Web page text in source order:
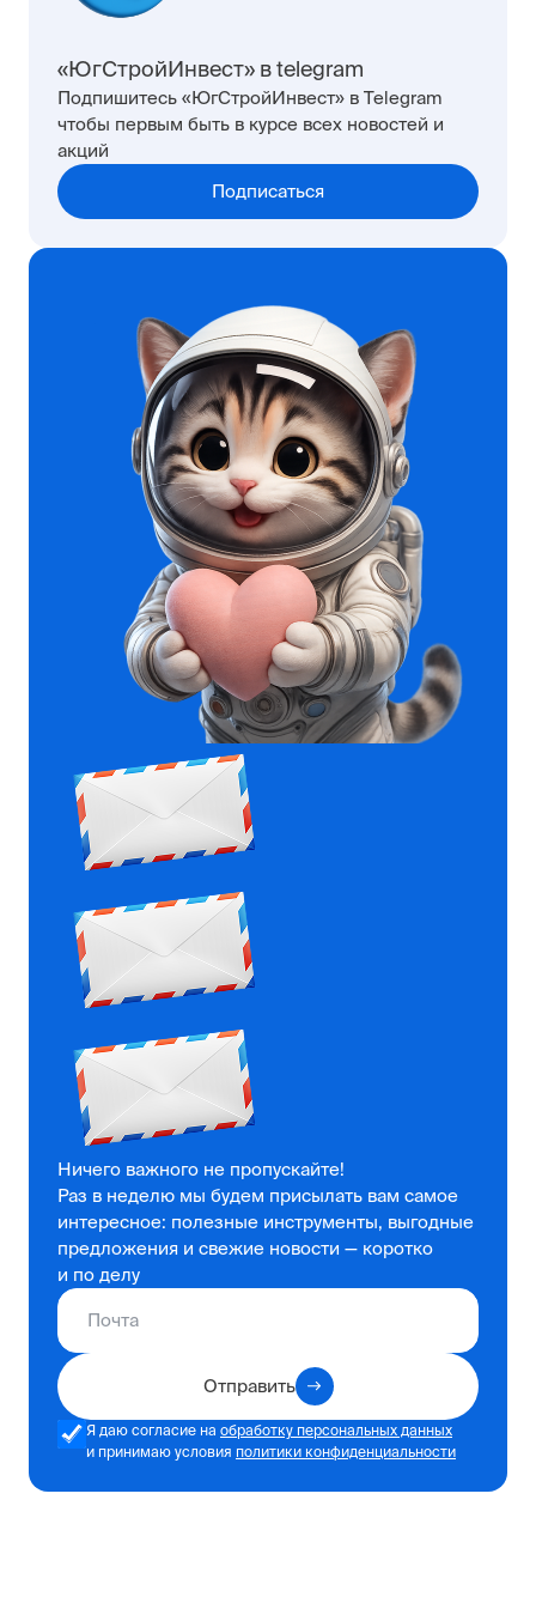
«ЮгСтройИнвест» в telegram
Подпишитесь «ЮгСтройИнвест» в Telegram
чтобы первым быть в курсе всех новостей и
акций
Подписаться
Ничего важного не пропускайте!
Раз в неделю мы будем присылать вам самое
интересное: полезные инструменты, выгодные
предложения и свежие новости — коротко
и по делу
Отправить
Я даю согласие на обработку персональных данных
и принимаю условия политики конфиденциальности